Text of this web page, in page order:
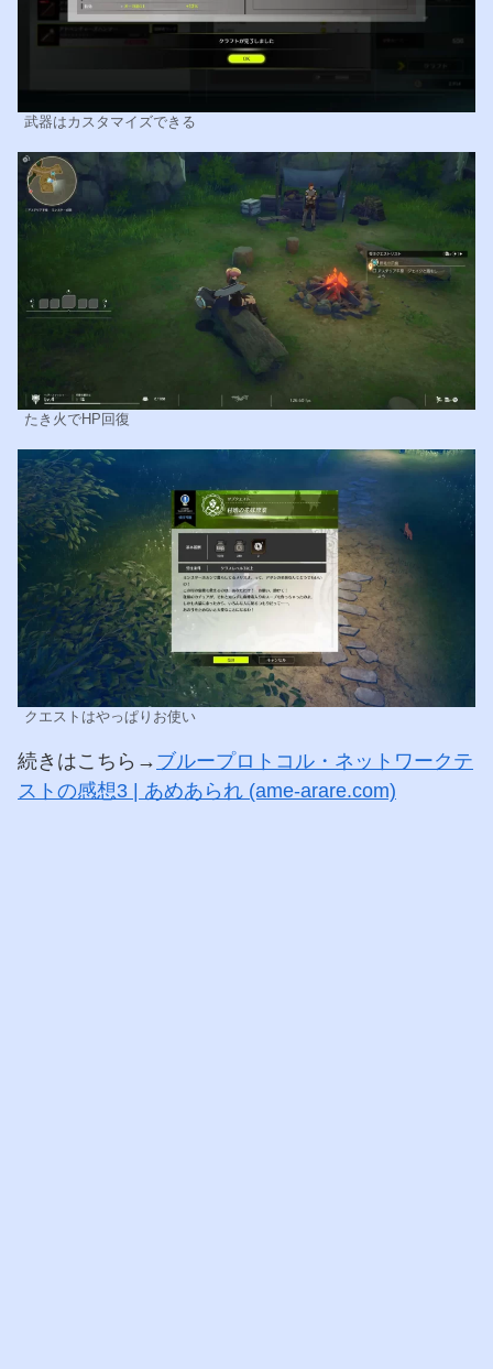
武器はカスタマイズできる
たき火でHP回復
クエストはやっぱりお使い
続きはこちら→ ブループロトコル・ネットワークテ
ストの感想3 | あめあられ (ame-arare.com)